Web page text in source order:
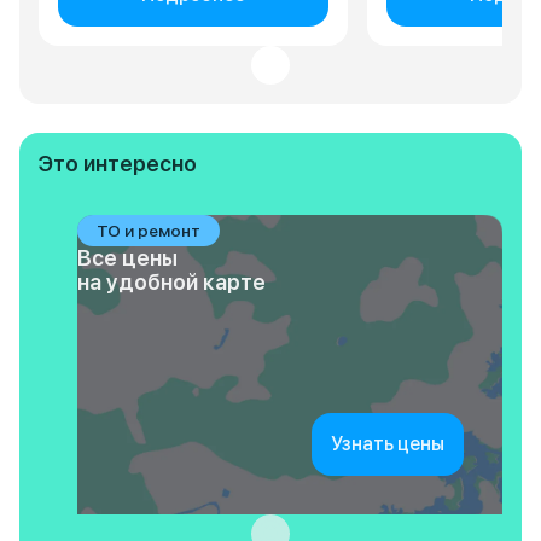
Это интересно
ТО и ремонт
Все цены
на удобной карте
Узнать цены